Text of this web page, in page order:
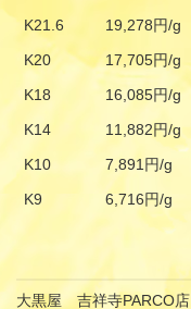
K21.6
19,278円/g
K20
17,705円/g
K18
16,085円/g
K14
11,882円/g
K10
7,891円/g
K9
6,716円/g
大黒屋 吉祥寺PARCO店